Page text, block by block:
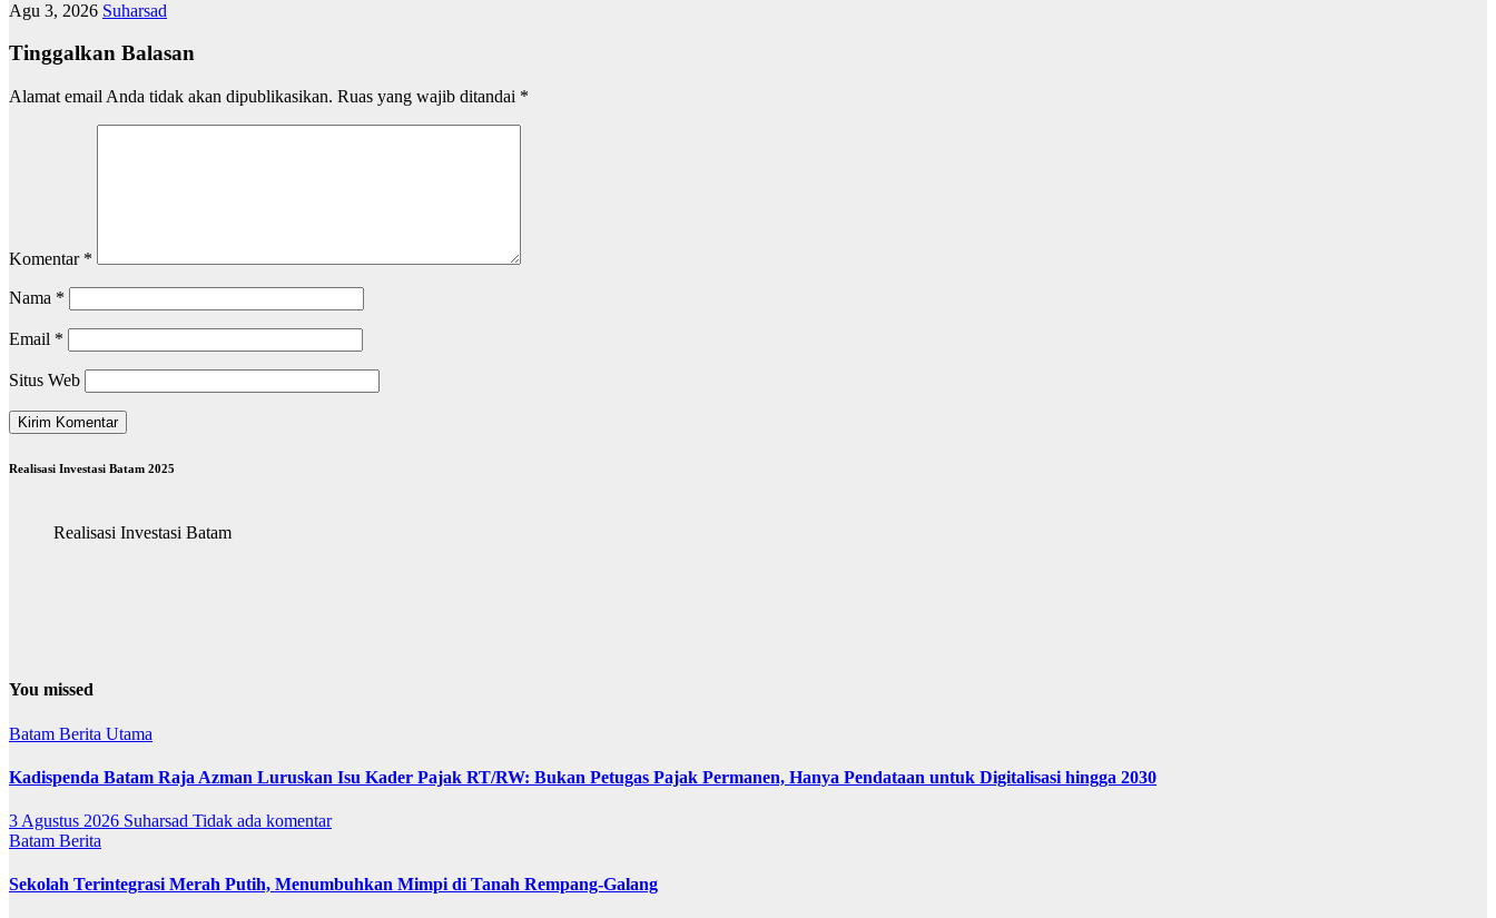
Agu 3, 2026 Suharsad
Tinggalkan Balasan
Alamat email Anda tidak akan dipublikasikan. Ruas yang wajib ditandai *
Komentar *
Nama *
Email *
Situs Web
Realisasi Investasi Batam 2025
Realisasi Investasi Batam
You missed
Batam Berita Utama
Kadispenda Batam Raja Azman Luruskan Isu Kader Pajak RT/RW: Bukan Petugas Pajak Permanen, Hanya Pendataan untuk Digitalisasi hingga 2030
3 Agustus 2026 Suharsad Tidak ada komentar
Batam Berita
Sekolah Terintegrasi Merah Putih, Menumbuhkan Mimpi di Tanah Rempang-Galang